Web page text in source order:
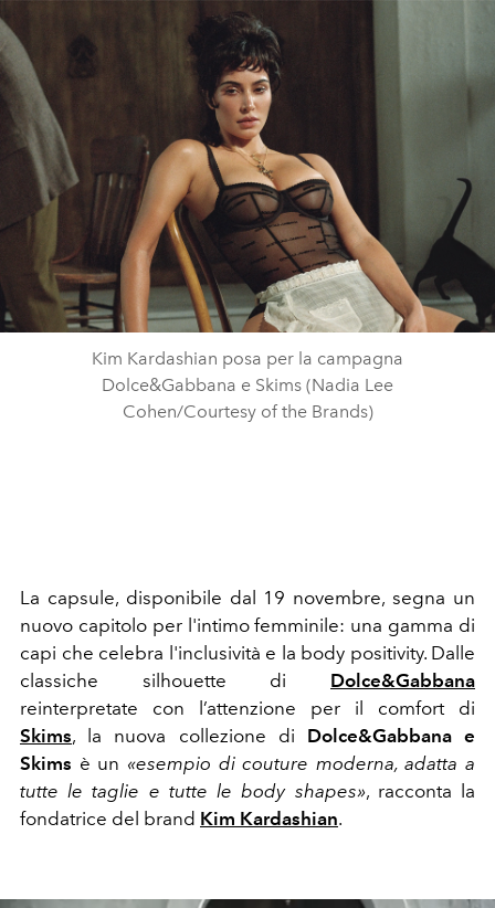
Kim Kardashian posa per la campagna
Dolce&Gabbana e Skims (Nadia Lee
Cohen/Courtesy of the Brands)
La capsule, disponibile dal 19 novembre, segna un
nuovo capitolo per l'intimo femminile: una gamma di
capi che celebra l'inclusività e la body positivity. Dalle
classiche silhouette di Dolce&Gabbana
reinterpretate con l’attenzione per il comfort di
Skims, la nuova collezione di Dolce&Gabbana e
Skims è un «esempio di couture moderna, adatta a
tutte le taglie e tutte le body shapes», racconta la
fondatrice del brand Kim Kardashian.